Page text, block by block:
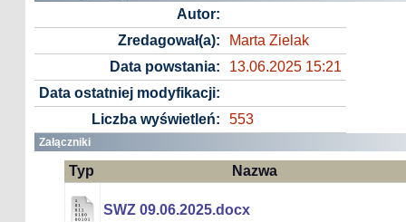
Autor:
Zredagował(a):
Marta Zielak
Data powstania:
13.06.2025 15:21
Data ostatniej modyfikacji:
Liczba wyświetleń:
553
Załączniki
Typ Nazwa
SWZ 09.06.2025.docx